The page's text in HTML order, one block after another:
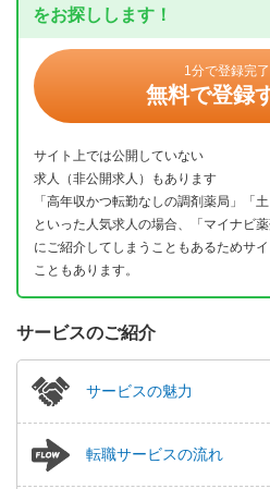
をお探しします！
1分で登録完了
無料で登録
サイト上では公開していない
求人（非公開求人）もあります
「高年収かつ転勤なしの調剤薬局」「
といった人気求人の場合、「マイナビ
にご紹介してしまうこともあるためサ
こともあります。
サービスのご紹介
サービスの魅力
転職サービスの流れ